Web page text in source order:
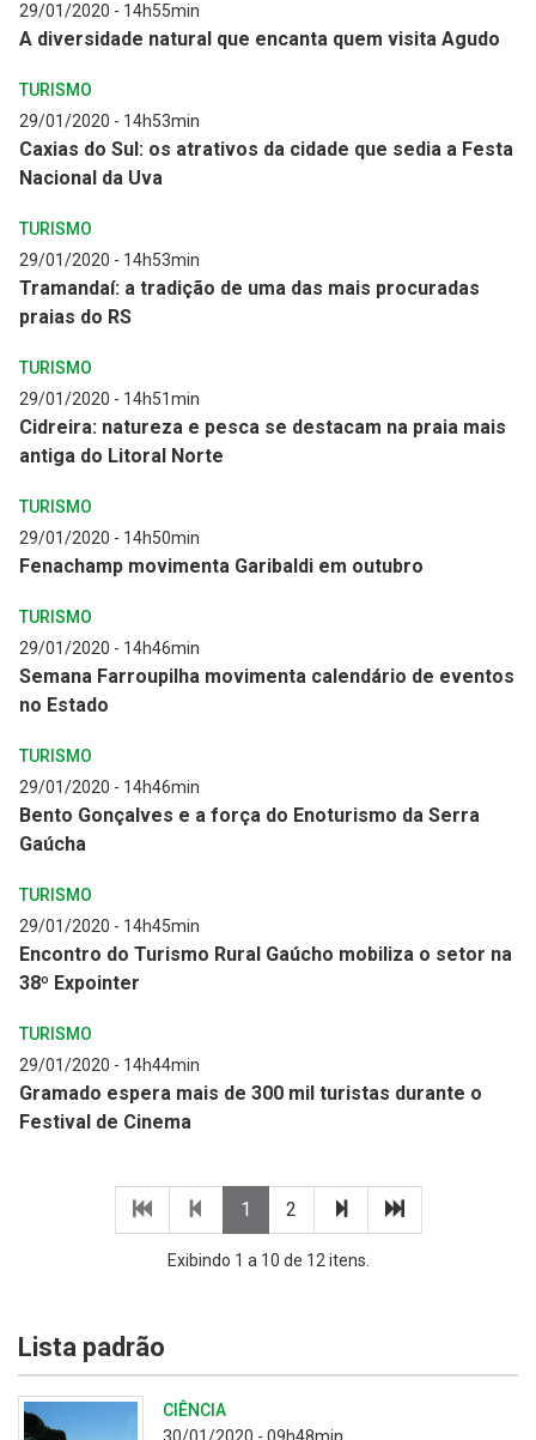
29/01/2020 - 14h55min
A diversidade natural que encanta quem visita Agudo
TURISMO
29/01/2020 - 14h53min
Caxias do Sul: os atrativos da cidade que sedia a Festa
Nacional da Uva
TURISMO
29/01/2020 - 14h53min
Tramandaí: a tradição de uma das mais procuradas
praias do RS
TURISMO
29/01/2020 - 14h51min
Cidreira: natureza e pesca se destacam na praia mais
antiga do Litoral Norte
TURISMO
29/01/2020 - 14h50min
Fenachamp movimenta Garibaldi em outubro
TURISMO
29/01/2020 - 14h46min
Semana Farroupilha movimenta calendário de eventos
no Estado
TURISMO
29/01/2020 - 14h46min
Bento Gonçalves e a força do Enoturismo da Serra
Gaúcha
TURISMO
29/01/2020 - 14h45min
Encontro do Turismo Rural Gaúcho mobiliza o setor na
38º Expointer
TURISMO
29/01/2020 - 14h44min
Gramado espera mais de 300 mil turistas durante o
Festival de Cinema
Primeira
página
Página
anterior
1 (página
atual)
2(página
atual)
Próxima
página
Última
página
Exibindo 1 a 10 de 12 itens.
Lista padrão
CIÊNCIA